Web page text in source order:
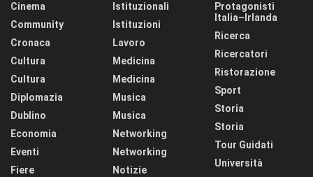
Cinema
Community
Cronaca
Cultura
Cultura
Diplomazia
Dublino
Economia
Eventi
Fiere
Istituzionali
Istituzioni
Lavoro
Medicina
Medicina
Musica
Musica
Networking
Networking
Notizie
Protagonisti
Italia–Irlanda
Ricerca
Ricercatori
Ristorazione
Sport
Storia
Storia
Tour Guidati
Università